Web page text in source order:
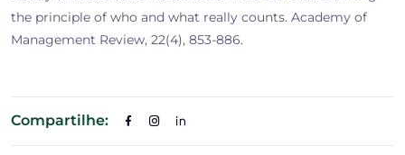
the principle of who and what really counts. Academy of
Management Review, 22(4), 853-886.
Compartilhe: